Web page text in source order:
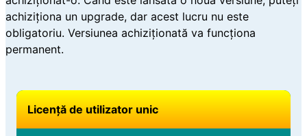
achiziționa un upgrade, dar acest lucru nu este
obligatoriu. Versiunea achiziționată va funcționa
permanent.
Licență de utilizator unic